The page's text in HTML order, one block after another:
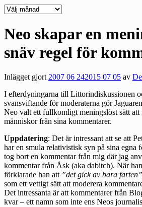
Deepedition
Neo skapar en
snäv regel för
Inlägget gjort2007 06 242015 07 05 av
I efterdyningarna till Littorindiskussionen
svansviftande för moderaterna görJaguaren
Neo valt ett fullkomligtmeningslöst sättatt
människor från sina kommentarer.
Uppdatering: Det är intressant att se att
har en smula relativistisk syn på sina egna
tog bort en kommentar från mig där jag
kommentar från Åsk (aka dabitch). När
förklarade han att ”det gick av bara farten”
som ett vettigt sätt att moderera
Det intressanta är att kommentarer från
kvar – ett namn som inte ens Neos